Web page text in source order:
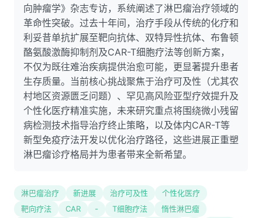
向肿瘤学》杂志专访，系统阐述了淋巴瘤治疗领域的
革命性突破。过去十年间，治疗手段从传统的化疗和
利妥昔单抗扩展至靶向抗体、双特异性抗体、布鲁顿
酪氨酸激酶抑制剂及CAR-T细胞疗法等创新方案，
不仅为既往难治疾病提供治愈可能，更显著提升患者
生存质量。当前核心挑战聚焦于治疗可及性（尤其农
村地区资源匮乏问题）、罕见高风险亚型疗效提升及
个性化医疗精准实施，未来研究重点将围绕微小残留
病检测技术指导治疗终止策略，以及体内CAR-T等
新型免疫疗法开发以优化治疗路径，这些进展正重塑
淋巴瘤诊疗格局并为患者带来全新希望。
淋巴瘤治疗 新进展 治疗可及性
个性化医疗
靶向疗法
CAR - T细胞疗法
惰性淋巴瘤